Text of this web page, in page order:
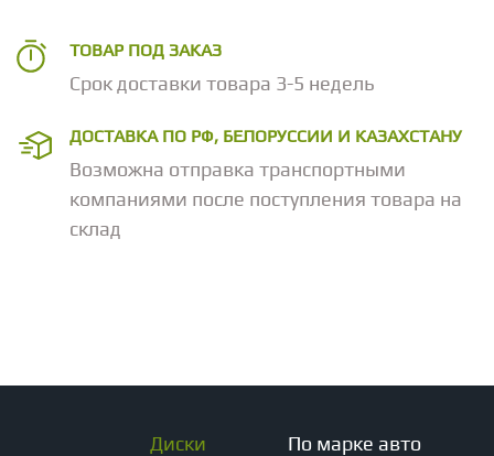
ТОВАР ПОД ЗАКАЗ
Срок доставки товара 3-5 недель
ДОСТАВКА ПО РФ, БЕЛОРУССИИ И КАЗАХСТАНУ
Возможна отправка транспортными
компаниями после поступления товара на
склад
Диски
По марке авто